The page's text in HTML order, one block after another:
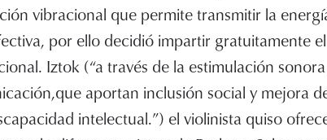
vibracional que permite transmitir la
por ello decidió impartir gratuitamente
Iztok (“a través de la estimulación
aportan inclusión social y mejora
intelectual.”) el violinista quiso